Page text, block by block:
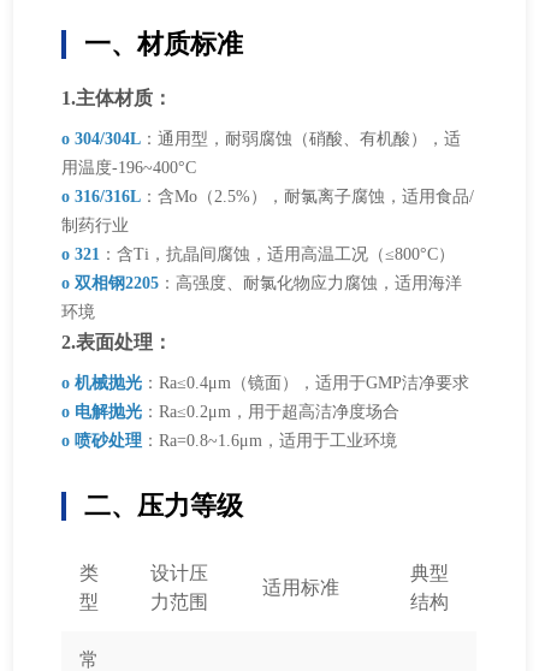
一、材质标准
1.主体材质：
o 304/304L ：通用型，耐弱腐蚀（硝酸、有机酸），适
用温度-196~400°C
o 316/316L ：含Mo（2.5%），耐氯离子腐蚀，适用食品/
制药行业
o 321 ：含Ti，抗晶间腐蚀，适用高温工况（≤800°C）
o 双相钢2205 ：高强度、耐氯化物应力腐蚀，适用海洋
环境
2.表面处理：
o 机械抛光 ：Ra≤0.4μm（镜面），适用于GMP洁净要求
o 电解抛光 ：Ra≤0.2μm，用于超高洁净度场合
o 喷砂处理 ：Ra=0.8~1.6μm，适用于工业环境
二、压力等级
类
型
设计压
力范围
适用标准
典型
结构
常